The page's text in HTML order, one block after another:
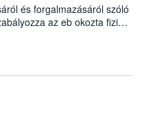
és forgalmazásáról szóló
az eb okozta fizikai
felmerülő
eb tartását és annak
jártas szakértőt.